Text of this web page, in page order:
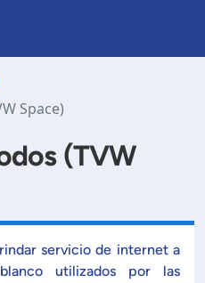
Space)
(TVW
servicio de internet a
utilizados por las